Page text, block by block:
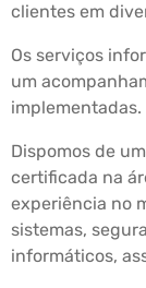
clientes em
Os serviços
um
implementadas.
Dispomos de
certificada na
experiência no
sistemas,
informáticos,